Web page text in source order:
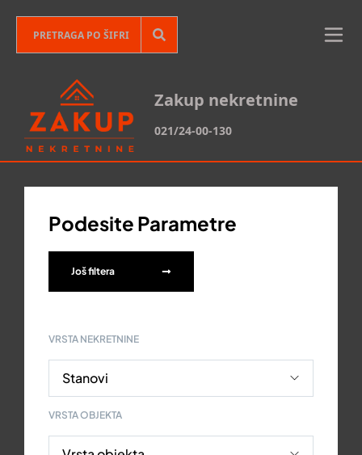
Zakup nekretnine
021/24-00-130
Podesite Parametre
Još filtera
VRSTA NEKRETNINE
VRSTA OBJEKTA